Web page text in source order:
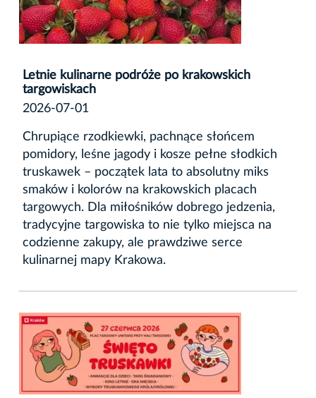
Letnie kulinarne podróże po krakowskich
targowiskach
2026-07-01
Chrupiące rzodkiewki, pachnące słońcem
pomidory, leśne jagody i kosze pełne słodkich
truskawek – początek lata to absolutny miks
smaków i kolorów na krakowskich placach
targowych. Dla miłośników dobrego jedzenia,
tradycyjne targowiska to nie tylko miejsca na
codzienne zakupy, ale prawdziwe serce
kulinarnej mapy Krakowa.